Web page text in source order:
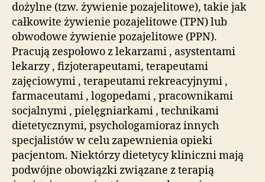
dożylne (tzw. żywienie pozajelitowe), takie jak
całkowite żywienie pozajelitowe (TPN) lub
obwodowe żywienie pozajelitowe (PPN).
Pracują zespołowo z lekarzami , asystentami
lekarzy , fizjoterapeutami, terapeutami
zajęciowymi , terapeutami rekreacyjnymi ,
farmaceutami , logopedami , pracownikami
socjalnymi , pielęgniarkami , technikami
dietetycznymi, psychologamioraz innych
specjalistów w celu zapewnienia opieki
pacjentom. Niektórzy dietetycy kliniczni mają
podwójne obowiązki związane z terapią